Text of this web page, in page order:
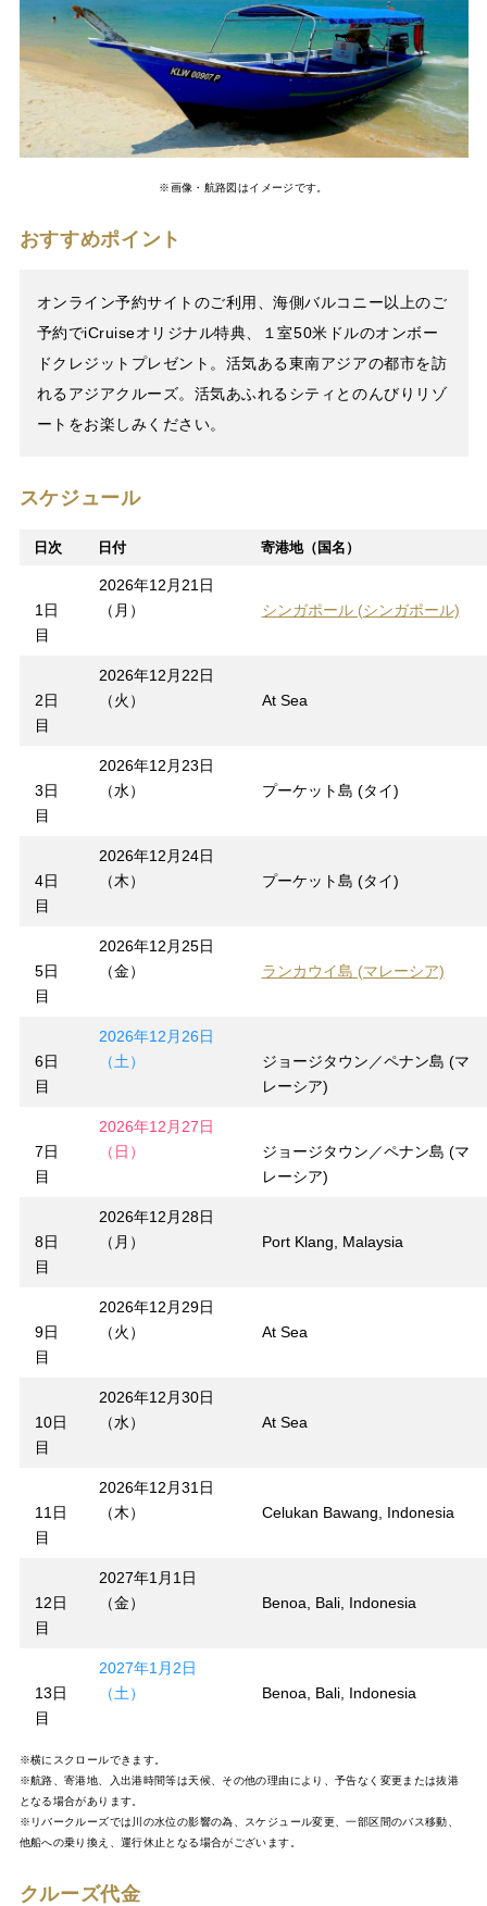
※画像・航路図はイメージです。
おすすめポイント
オンライン予約サイトのご利用、海側バルコニー以上のご
予約でiCruiseオリジナル特典、１室50米ドルのオンボー
ドクレジットプレゼント。活気ある東南アジアの都市を訪
れるアジアクルーズ。活気あふれるシティとのんびりリゾ
ートをお楽しみください。
スケジュール
日次 日付 寄港地（国名）
1日
目
2026年12月21日
（月）
シンガポール (シンガポール)
2日
目
2026年12月22日
（火）
At Sea
3日
目
2026年12月23日
（水）
プーケット島 (タイ)
4日
目
2026年12月24日
（木）
プーケット島 (タイ)
5日
目
2026年12月25日
（金）
ランカウイ島 (マレーシア)
6日
目
2026年12月26日
（土）
ジョージタウン／ペナン島 (マ
レーシア)
7日
目
2026年12月27日
（日）
ジョージタウン／ペナン島 (マ
レーシア)
8日
目
2026年12月28日
（月）
Port Klang, Malaysia
9日
目
2026年12月29日
（火）
At Sea
10日
目
2026年12月30日
（水）
At Sea
11日
目
2026年12月31日
（木）
Celukan Bawang, Indonesia
12日
目
2027年1月1日
（金）
Benoa, Bali, Indonesia
13日
目
2027年1月2日
（土）
Benoa, Bali, Indonesia
※横にスクロールできます。
※航路、寄港地、入出港時間等は天候、その他の理由により、予告なく変更または抜港
となる場合があります。
※リバークルーズでは川の水位の影響の為、スケジュール変更、一部区間のバス移動、
他船への乗り換え、運行休止となる場合がございます。
クルーズ代金